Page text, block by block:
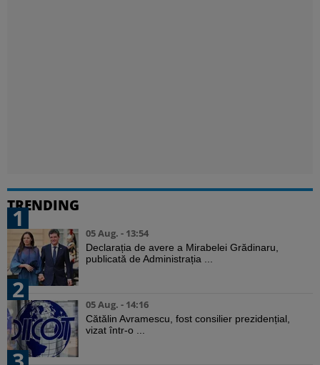
TRENDING
1
05 Aug. - 13:54
Declarația de avere a Mirabelei Grădinaru,
publicată de Administrația ...
2
05 Aug. - 14:16
Cătălin Avramescu, fost consilier prezidențial,
vizat într-o ...